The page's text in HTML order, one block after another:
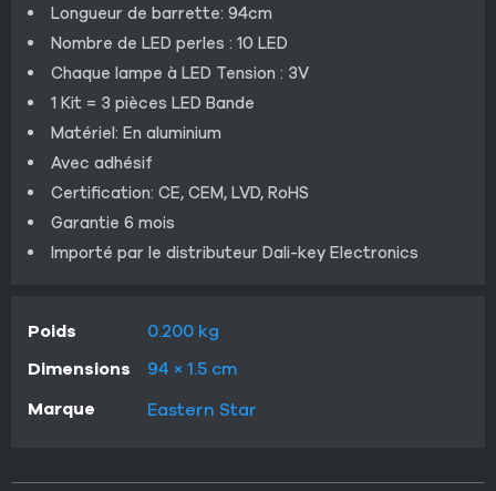
Longueur de barrette: 94cm
Nombre de LED perles : 10 LED
Chaque lampe à LED Tension : 3V
1 Kit = 3 pièces LED Bande
Matériel: En aluminium
Avec adhésif
Certification: CE, CEM, LVD, RoHS
Garantie 6 mois
Importé par le distributeur Dali-key Electronics
Poids
0.200 kg
Dimensions
94 × 1.5 cm
Marque
Eastern Star